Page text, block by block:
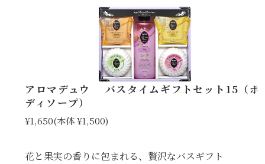
アロマデュウ バスタイムギフトセット15（ボ
ディソープ）
¥1,650(本体 ¥1,500)
花と果実の香りに包まれる、贅沢なバスギフト